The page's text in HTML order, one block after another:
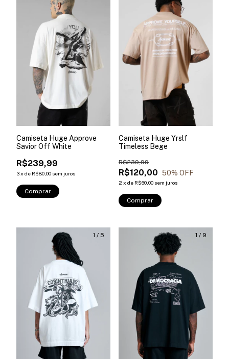
Camiseta Huge Approve
Savior Off White
R$239,99
3x de R$80,00 sem juros
Comprar
Camiseta Huge Yrslf
Timeless Bege
R$120,00
R$239,99
50% OFF
2 x de R$60,00 sem juros
Comprar
1 / 5 1 / 9